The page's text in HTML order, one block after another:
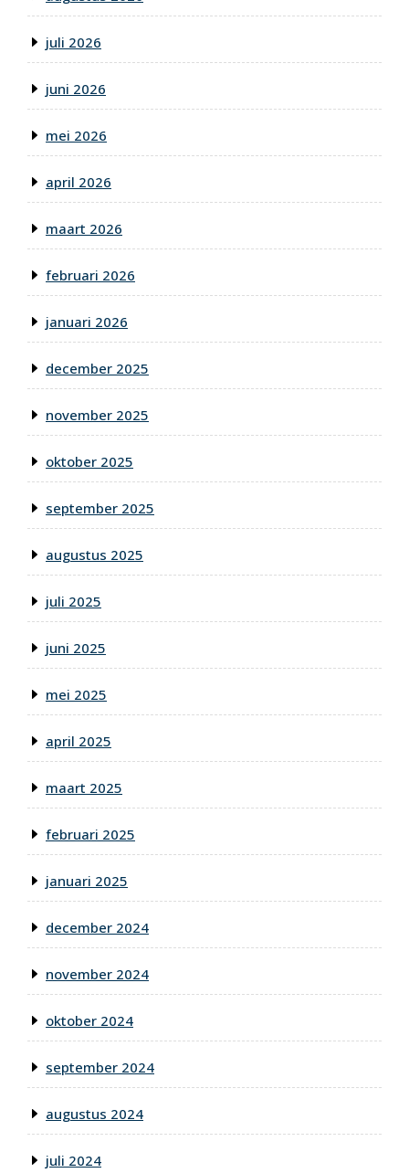
juli 2026
juni 2026
mei 2026
april 2026
maart 2026
februari 2026
januari 2026
december 2025
november 2025
oktober 2025
september 2025
augustus 2025
juli 2025
juni 2025
mei 2025
april 2025
maart 2025
februari 2025
januari 2025
december 2024
november 2024
oktober 2024
september 2024
augustus 2024
juli 2024